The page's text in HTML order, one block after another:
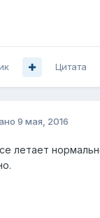
Цитата
9 мая, 2016
летает